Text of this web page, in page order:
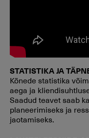
STATISTIKA JA
Kõnede statistika
aega ja
Saadud teavet saab
planeerimiseks ja
jaotamiseks.